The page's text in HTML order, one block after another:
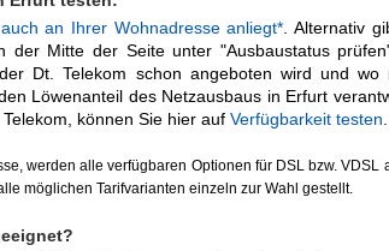
an Ihrer Wohnadresse anliegt* . Alternativ
der Mitte der Seite unter "Ausbaustatus
Dt. Telekom schon angeboten wird und wo
Löwenanteil des Netzausbaus in Erfurt
Telekom, können Sie hier auf Verfügbarkeit testen
werden alle verfügbaren Optionen für DSL bzw. VDSL
möglichen Tarifvarianten einzeln zur Wahl gestellt.